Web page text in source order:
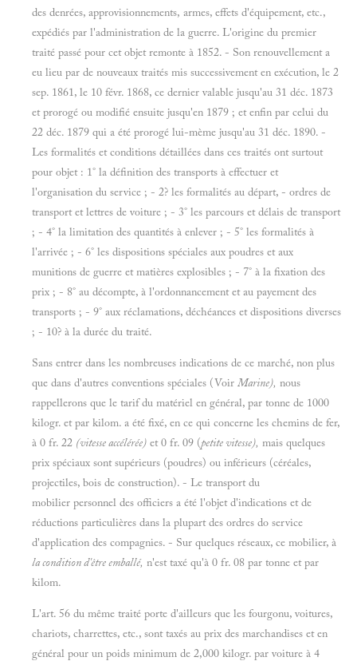
des denrées, approvisionnements, armes, effets d'équipement, etc.,
expédiés par l'administration de la guerre. L'origine du premier
traité passé pour cet objet remonte à 1852. - Son renouvellement a
eu lieu par de nouveaux traités mis successivement en exécution, le 2
sep. 1861, le 10 févr. 1868, ce dernier valable jusqu'au 31 déc. 1873
et prorogé ou modifié ensuite jusqu'en 1879 ; et enfin par celui du
22 déc. 1879 qui a été prorogé lui-mème jusqu'au 31 déc. 1890. -
Les formalités et conditions détaillées dans ces traités ont surtout
pour objet : 1° la définition des transports à effectuer et
l'organisation du service ; - 2? les formalités au départ, - ordres de
transport et lettres de voiture ; - 3° les parcours et délais de transport
; - 4° la limitation des quantités à enlever ; - 5° les formalités à
l'arrivée ; - 6° les dispositions spéciales aux poudres et aux
munitions de guerre et matières explosibles ; - 7° à la fixation des
prix ; - 8° au décompte, à l'ordonnancement et au payement des
transports ; - 9° aux réclamations, déchéances et dispositions diverses
; - 10? à la durée du traité.
Sans entrer dans les nombreuses indications de ce marché, non plus
que dans d'autres conventions spéciales (Voir Marine), nous
rappellerons que le tarif du matériel en général, par tonne de 1000
kilogr. et par kilom. a été fixé, en ce qui concerne les chemins de fer,
à 0 fr. 22 (vitesse accélérée) et 0 fr. 09 (petite vitesse), mais quelques
prix spéciaux sont supérieurs (poudres) ou inférieurs (céréales,
projectiles, bois de construction). - Le transport du
mobilier personnel des officiers a été l'objet d'indications et de
réductions particulières dans la plupart des ordres do service
d'application des compagnies. - Sur quelques réseaux, ce mobilier, à
la condition d'être emballé, n'est taxé qu'à 0 fr. 08 par tonne et par
kilom.
L'art. 56 du même traité porte d'ailleurs que les fourgonu, voitures,
chariots, charrettes, etc., sont taxés au prix des marchandises et en
général pour un poids minimum de 2,000 kilogr. par voiture à 4